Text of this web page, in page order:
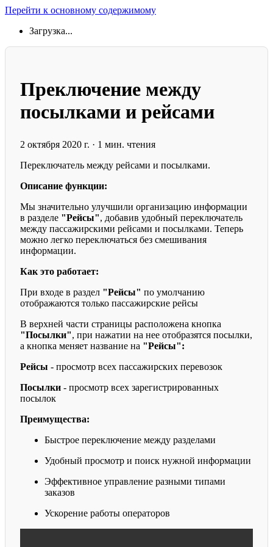
Перейти к основному содержимому
Загрузка...
Преключение между
посылками и рейсами
2 октября 2020 г. · 1 мин. чтения
Переключатель между рейсами и посылками.
Описание функции:
Мы значительно улучшили организацию информации
в разделе "Рейсы", добавив удобный переключатель
между пассажирскими рейсами и посылками. Теперь
можно легко переключаться без смешивания
информации.
Как это работает:
При входе в раздел "Рейсы" по умолчанию
отображаются только пассажирские рейсы
В верхней части страницы расположена кнопка
"Посылки", при нажатии на нее отобразятся посылки,
а кнопка меняет название на "Рейсы":
Рейсы - просмотр всех пассажирских перевозок
Посылки - просмотр всех зарегистрированных
посылок
Преимущества:
Быстрое переключение между разделами
Удобный просмотр и поиск нужной информации
Эффективное управление разными типами
заказов
Ускорение работы операторов